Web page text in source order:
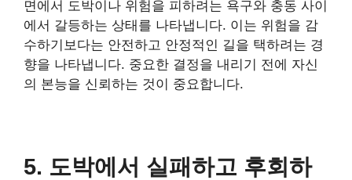
면에서 도박이나 위험을 피하려는 욕구와 충동 사이
에서 갈등하는 상태를 나타냅니다. 이는 위험을 감
수하기보다는 안전하고 안정적인 길을 택하려는 경
향을 나타냅니다. 중요한 결정을 내리기 전에 자신
의 본능을 신뢰하는 것이 중요합니다.
5. 도박에서 실패하고 후회하